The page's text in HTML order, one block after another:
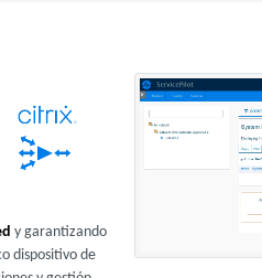
y garantizando
dispositivo de